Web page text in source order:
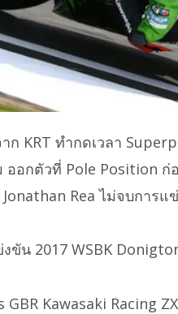
ก KRT ทำกดเวลา
ออกตัวที่ Pole Position ก่
Rea ไม่จบการแ
ขัน 2017 WSBK
GBR Kawasaki Racing